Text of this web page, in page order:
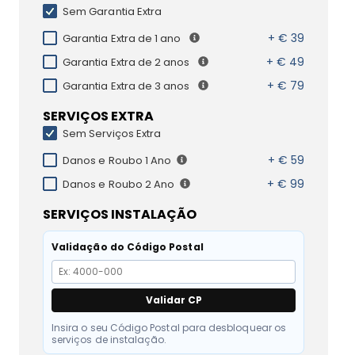
Sem Garantia Extra
Garantia Extra de 1 ano
+ € 39
Garantia Extra de 2 anos + € 49
Garantia Extra de 3 anos + € 79
SERVIÇOS EXTRA
Sem Serviços Extra
Danos e Roubo 1 Ano
+ € 59
Danos e Roubo 2 Ano + € 99
SERVIÇOS INSTALAÇÃO
Validação do Código Postal
Validar CP
Insira o seu Código Postal para desbloquear os
serviços de instalação.